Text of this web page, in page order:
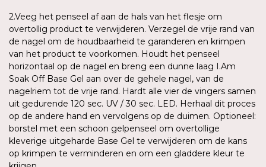
2.Veeg het penseel af aan de hals van het flesje om
overtollig product te verwijderen. Verzegel de vrije rand van
de nagel om de houdbaarheid te garanderen en krimpen
van het product te voorkomen. Houdt het penseel
horizontaal op de nagel en breng een dunne laag I.Am
Soak Off Base Gel aan over de gehele nagel, van de
nagelriem tot de vrije rand. Hardt alle vier de vingers samen
uit gedurende 120 sec. UV / 30 sec. LED. Herhaal dit proces
op de andere hand en vervolgens op de duimen. Optioneel:
borstel met een schoon gelpenseel om overtollige
kleverige uitgeharde Base Gel te verwijderen om de kans
op krimpen te verminderen en om een gladdere kleur te